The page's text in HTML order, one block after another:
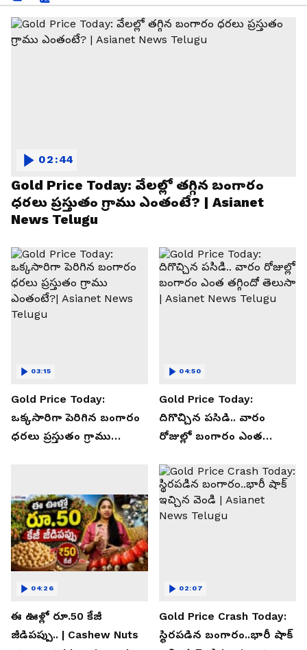
Gold Price Today: వేలల్లో తగ్గిన బంగారం
ధరలు ప్రస్తుతం గ్రాము ఎంతంటే? | Asianet
News Telugu
02:44
Gold Price Today:
ఒక్కసారిగా పెరిగిన బంగారం
ధరలు ప్రస్తుతం గ్రాము
03:15
Gold Price Today:
దిగొచ్చిన పసిడి.. వారం
రోజుల్లో బంగారం ఎంత
News Telugu
04:50
ఈ ఊళ్లో రూ.50 కేజీ
జీడిపప్పు.. | Cashew Nuts
04:26
Gold Price Crash Today:
స్థిరపడిన బంగారం..భారీ షాక్
02:07